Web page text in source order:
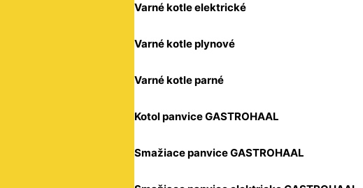
Varné kotle elektrické
Varné kotle plynové
Varné kotle parné
Kotol panvice GASTROHAAL
Smažiace panvice GASTROHAAL